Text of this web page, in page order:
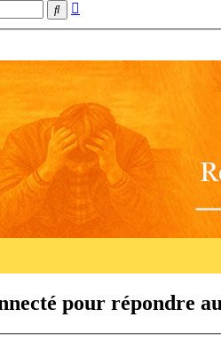
Rechercher
pour répondre